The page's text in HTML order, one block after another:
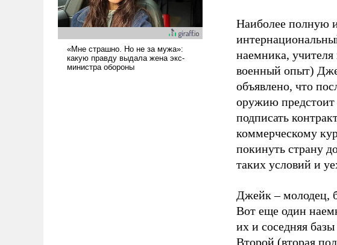
Наиболее полную
наемника,
военный опыт)
объявлено, что
оружию предстоит
подписать
коммерческому
покинуть страну
таких условий и
Джейк – молодец,
Вот еще один
их и соседняя
Второй (вторая